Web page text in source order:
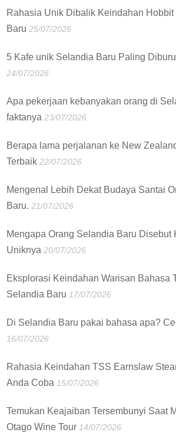
Rahasia Unik Dibalik Keindahan
Baru 25/07/2026
5 Kafe unik Selandia Baru Paling
24/07/2026
Apa pekerjaan kebanyakan orang di
faktanya 23/07/2026
Berapa lama perjalanan ke New
Terbaik 22/07/2026
Mengenal Lebih Dekat Budaya Santai
Baru. 21/07/2026
Mengapa Orang Selandia Baru Disebut
Uniknya 20/07/2026
Eksplorasi Keindahan Warisan Bahasa
Selandia Baru 17/07/2026
Di Selandia Baru pakai bahasa apa?
16/07/2026
Rahasia Keindahan TSS Earnslaw
Anda Coba 15/07/2026
Temukan Keajaiban Tersembunyi Saat
Otago Wine Tour 14/07/2026